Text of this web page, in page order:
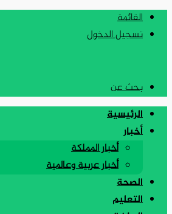
القائمة
تسجيل الدخول
بحث عن
الرئيسية
أخبار
أخبار المملكة
أخبار عربية وعالمية
الصحة
التعليم